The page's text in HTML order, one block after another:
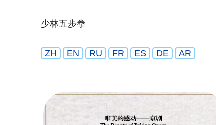
少林五步拳
ZH EN RU FR ES DE AR